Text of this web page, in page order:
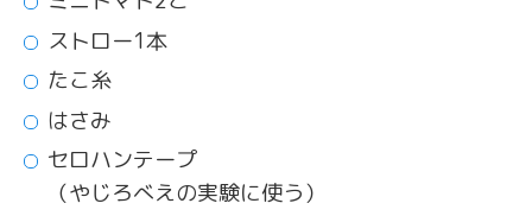
ストロー1本
たこ糸
はさみ
セロハンテープ
（やじろべえの実験に使う）